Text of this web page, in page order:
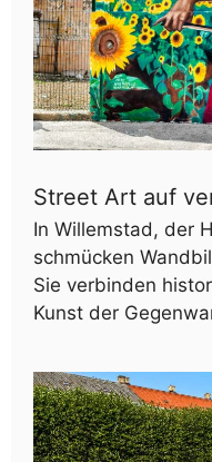
Street Art auf
In Willemstad, der
schmücken
Sie verbinden
Kunst der